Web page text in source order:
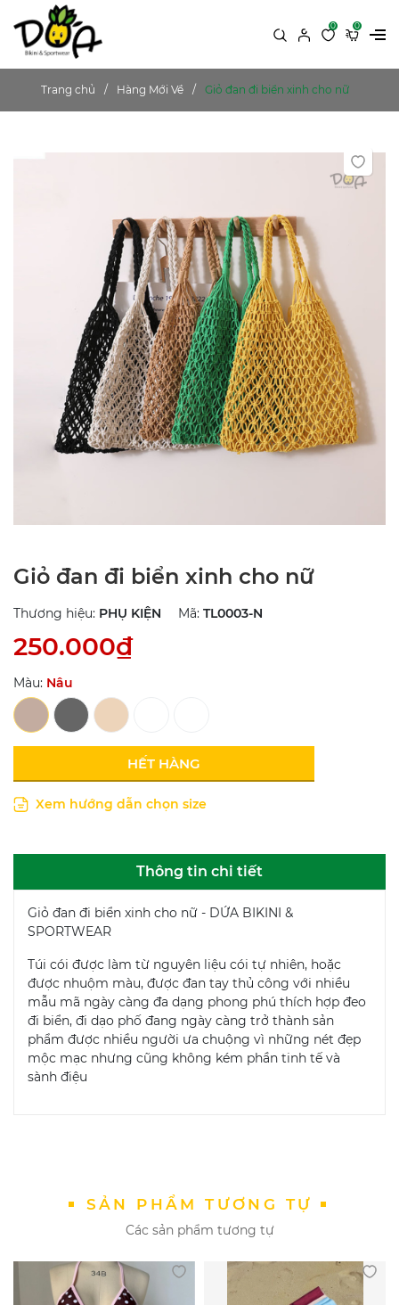
0 0
Trang chủ Hàng Mới Về Giỏ đan đi biển xinh cho nữ
Giỏ đan đi biển xinh cho nữ
Thương hiệu: PHỤ KIỆN Mã: TL0003-N
250.000₫
Màu: Nâu
HẾT HÀNG
Xem hướng dẫn chọn size
Thông tin chi tiết
Giỏ đan đi biển xinh cho nữ - DỨA BIKINI &
SPORTWEAR
Túi cói được làm từ nguyên liệu cói tự nhiên, hoặc
được nhuộm màu, được đan tay thủ công với nhiều
mẫu mã ngày càng đa dạng phong phú thích hợp đeo
đi biển, đi dạo phố đang ngày càng trở thành sản
phẩm được nhiều người ưa chuộng vì những nét đẹp
mộc mạc nhưng cũng không kém phần tinh tế và
sành điệu
SẢN PHẨM TƯƠNG TỰ
Các sản phẩm tương tự